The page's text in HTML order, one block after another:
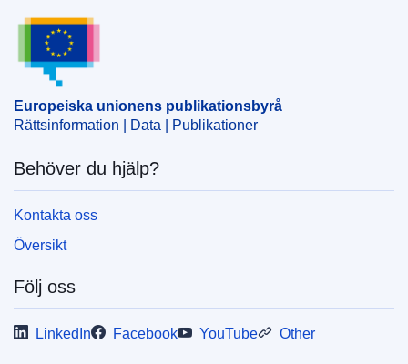
Europeiska unionens publikationsbyrå
Europeiska unionens publikationsbyrå
Rättsinformation | Data | Publikationer
Behöver du hjälp?
Kontakta oss
Översikt
Följ oss
LinkedIn Facebook YouTube Other